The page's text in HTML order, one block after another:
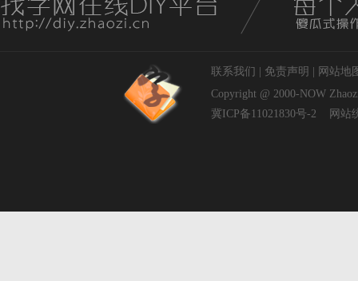
联系我们 免责声明
网站地
Copyright @ 2000-NOW
冀ICP备11021830号-2
网站